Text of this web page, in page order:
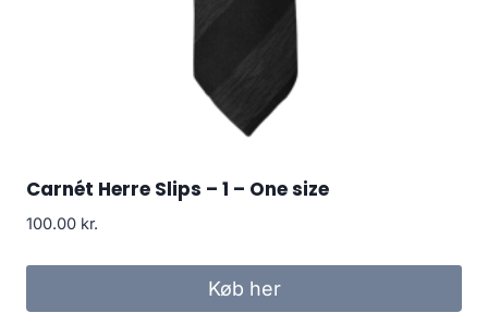
Carnét Herre Slips – 1 – One size
100.00 kr.
Køb her